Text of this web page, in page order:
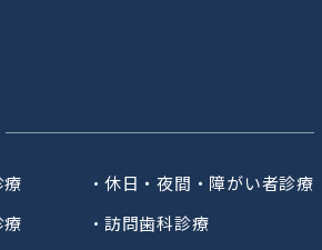
療
休日・夜間・障がい者診療
訪問歯科診療